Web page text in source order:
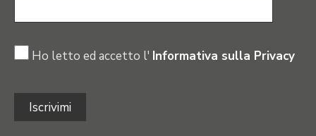
Ho letto ed accetto l' Informativa sulla Privacy